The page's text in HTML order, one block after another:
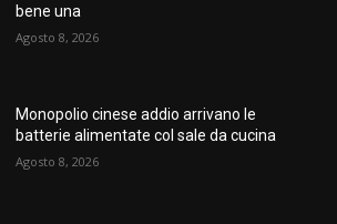
bene una
Agosto 8, 2026
Monopolio cinese addio arrivano le
batterie alimentate col sale da cucina
Agosto 8, 2026